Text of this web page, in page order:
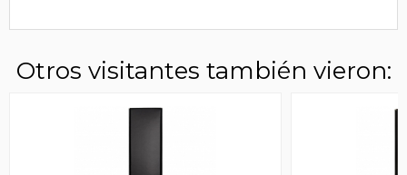
Otros visitantes también vieron: